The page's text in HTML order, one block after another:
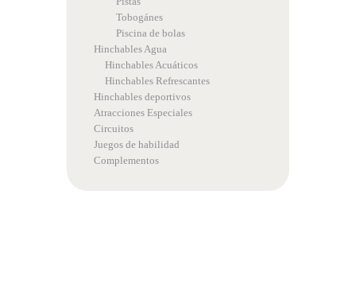
Tobogánes
Piscina de bolas
Hinchables Agua
Hinchables Acuáticos
Hinchables Refrescantes
Hinchables deportivos
Atracciones Especiales
Circuitos
Juegos de habilidad
Complementos